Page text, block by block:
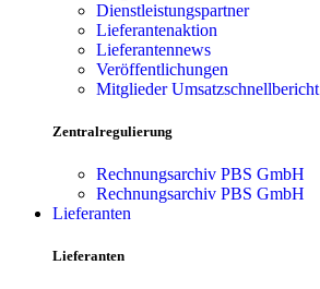
Dienstleistungspartner
Lieferantenaktion
Lieferantennews
Veröffentlichungen
Mitglieder Umsatzschnellbericht
Zentralregulierung
Rechnungsarchiv PBS GmbH
Rechnungsarchiv PBS GmbH
Lieferanten
Lieferanten